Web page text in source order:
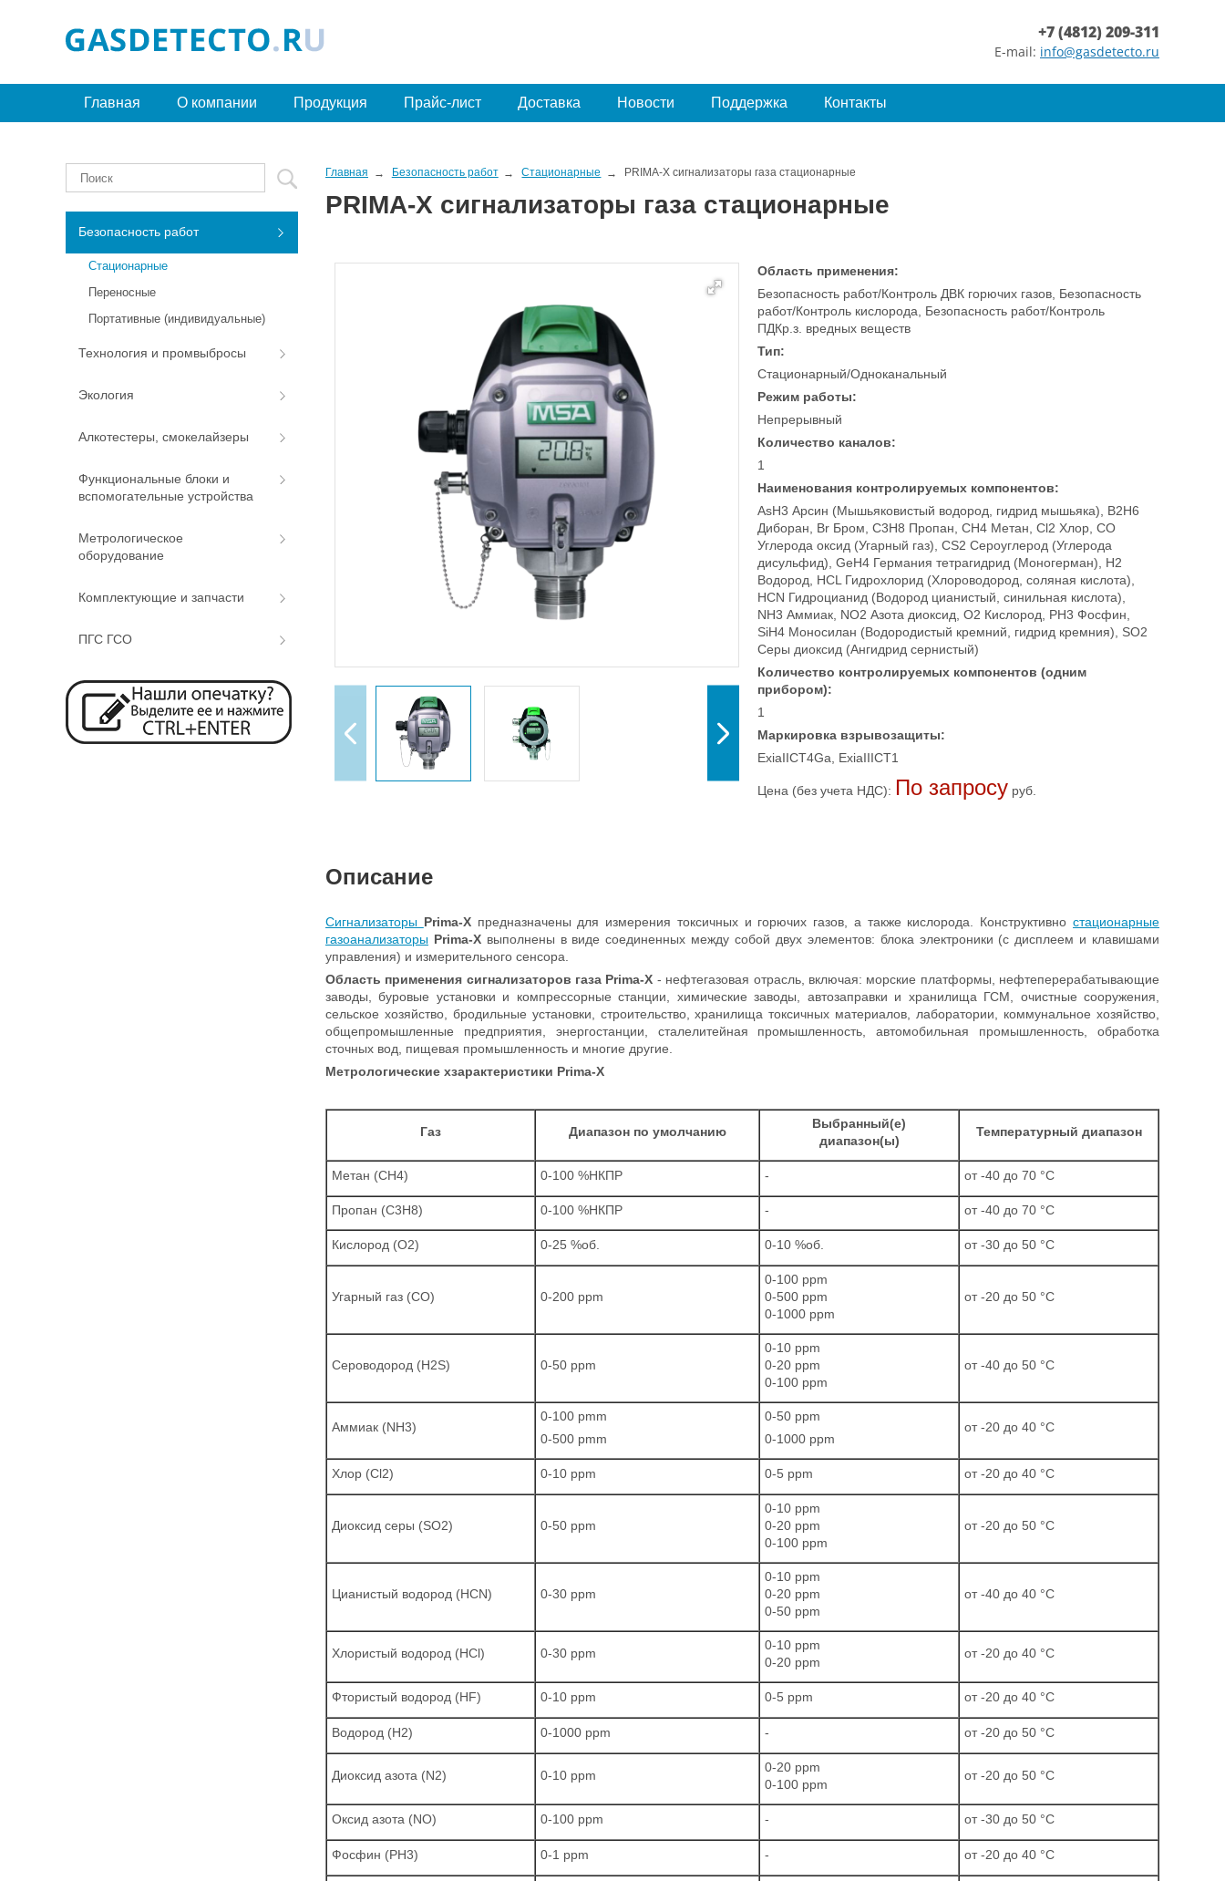
+7 (4812) 209-311
E-mail: info@gasdetecto.ru
Главная О компании Продукция Прайс-лист Доставка Новости Поддержка Контакты
Главная Безопасность работ Стационарные PRIMA-X сигнализаторы газа стационарные
PRIMA-X сигнализаторы газа стационарные
Область применения:
Безопасность работ/Контроль ДВК горючих газов, Безопасность
работ/Контроль кислорода, Безопасность работ/Контроль
ПДКр.з. вредных веществ
Тип:
Стационарный/Одноканальный
Режим работы:
Непрерывный
Количество каналов:
1
Наименования контролируемых компонентов:
AsH3 Арсин (Мышьяковистый водород, гидрид мышьяка), B2H6
Диборан, Br Бром, C3H8 Пропан, CH4 Метан, Cl2 Хлор, CO
Углерода оксид (Угарный газ), CS2 Сероуглерод (Углерода
дисульфид), GeH4 Германия тетрагидрид (Моногерман), H2
Водород, HCL Гидрохлорид (Хлороводород, соляная кислота),
HCN Гидроцианид (Водород цианистый, синильная кислота),
NH3 Аммиак, NO2 Азота диоксид, O2 Кислород, PH3 Фосфин,
SiH4 Моносилан (Водородистый кремний, гидрид кремния), SO2
Серы диоксид (Ангидрид сернистый)
Количество контролируемых компонентов (одним
прибором):
1
Маркировка взрывозащиты:
ExiaIICT4Ga, ExiaIIICT1
Цена (без учета НДС): По запросу руб.
Описание
Сигнализаторы Prima-X предназначены для измерения токсичных и горючих газов, а также кислорода. Конструктивностационарные
газоанализаторы Prima-Xвыполнены в виде соединенных между собой двух элементов: блока электроники (с дисплеем и клавишами
управления) и измерительного сенсора.
Область применения сигнализаторов газа Prima-X - нефтегазовая отрасль, включая: морские платформы, нефтеперерабатывающие
заводы, буровые установки и компрессорные станции, химические заводы, автозаправки и хранилища ГСМ, очистные сооружения,
сельское хозяйство, бродильные установки, строительство, хранилища токсичных материалов, лаборатории, коммунальное хозяйство,
общепромышленные предприятия, энергостанции, сталелитейная промышленность, автомобильная промышленность, обработка
сточных вод, пищевая промышленность и многие другие.
Метрологические хзарактеристики Prima-X
Газ Диапазон по умолчанию
Выбранный(е)
диапазон(ы)
Температурный диапазон
Метан (СН4) 0-100 %НКПР - от -40 до 70 °C
Пропан (С3Н8) 0-100 %НКПР - от -40 до 70 °C
Кислород (О2) 0-25 %об. 0-10 %об. от -30 до 50 °C
Угарный газ (СО) 0-200 ppm
0-100 ppm
0-500 ppm
0-1000 ppm
от -20 до 50 °C
Сероводород (H2S) 0-50 ppm
0-10 ppm
0-20 ppm
0-100 ppm
от -40 до 50 °C
Аммиак (NH3)
0-100 pmm
0-500 pmm
0-50 ppm
0-1000 ppm
от -20 до 40 °C
Хлор (Cl2) 0-10 ppm 0-5 ppm от -20 до 40 °C
Диоксид серы (SO2) 0-50 ppm
0-10 ppm
0-20 ppm
0-100 ppm
от -20 до 50 °C
Цианистый водород (HCN) 0-30 ppm
0-10 ppm
0-20 ppm
0-50 ppm
от -40 до 40 °C
Хлористый водород (HCl) 0-30 ppm
0-10 ppm
0-20 ppm
от -20 до 40 °C
Фтористый водород (HF) 0-10 ppm 0-5 ppm от -20 до 40 °C
Водород (Н2) 0-1000 ppm - от -20 до 50 °C
Диоксид азота (N2) 0-10 ppm
0-20 ppm
0-100 ppm
от -20 до 50 °C
Оксид азота (NО) 0-100 ppm - от -30 до 50 °C
Фосфин (PH3) 0-1 ppm - от -20 до 40 °C
Безопасность работ
Стационарные
Переносные
Портативные (индивидуальные)
Технология и промвыбросы
Экология
Алкотестеры, смокелайзеры
Функциональные блоки и
вспомогательные устройства
Метрологическое
оборудование
Комплектующие и запчасти
ПГС ГСО